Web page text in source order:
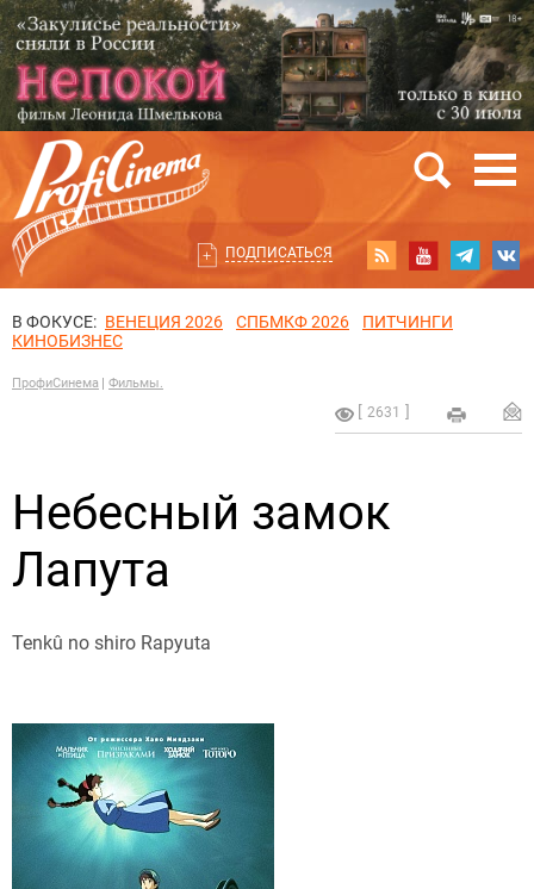
ПОДПИСАТЬСЯ
В ФОКУСЕ: ВЕНЕЦИЯ 2026 СПБМКФ 2026
ПИТЧИНГИ
КИНОБИЗНЕС
ПрофиСинема Фильмы.
2631
Небесный замок
Лапута
Tenkû no shiro Rapyuta